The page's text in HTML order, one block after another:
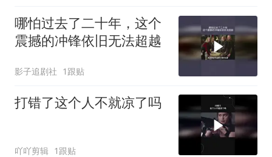
哪怕过去了二十年，这个
震撼的冲锋依旧无法超越
影子追剧社 1跟贴
打错了这个人不就凉了吗
吖吖剪辑 1跟贴